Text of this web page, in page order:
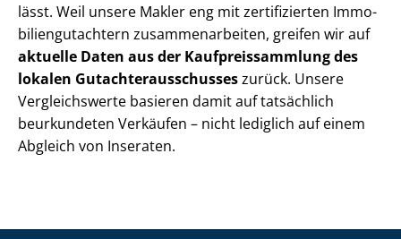
lässt. Weil unsere Makler eng mit zertifizierten Im­mo­
bi­li­en­gut­ach­tern zu­sam­men­ar­bei­ten, greifen wir auf
aktuelle Daten aus der Kauf­preis­samm­lung des
lokalen Gut­ach­ter­aus­schus­seszurück. Unsere
Vergleichswerte basieren damit auf tatsächlich
beurkundeten Verkäufen – nicht lediglich auf einem
Abgleich von Inseraten.